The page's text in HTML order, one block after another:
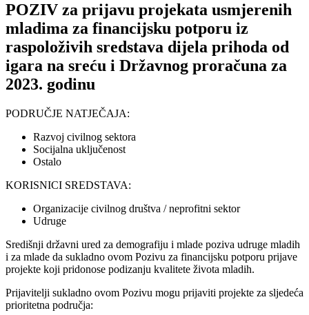
POZIV za prijavu projekata usmjerenih
mladima za financijsku potporu iz
raspoloživih sredstava dijela prihoda od
igara na sreću i Državnog proračuna za
2023. godinu
PODRUČJE NATJEČAJA:
Razvoj civilnog sektora
Socijalna uključenost
Ostalo
KORISNICI SREDSTAVA:
Organizacije civilnog društva / neprofitni sektor
Udruge
Središnji državni ured za demografiju i mlade poziva udruge mladih
i za mlade da sukladno ovom Pozivu za financijsku potporu prijave
projekte koji pridonose podizanju kvalitete života mladih.
Prijavitelji sukladno ovom Pozivu mogu prijaviti projekte za sljedeća
prioritetna područja: